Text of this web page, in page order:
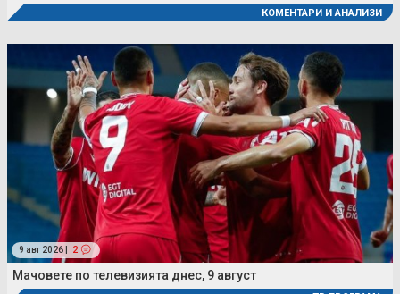
КОМЕНТАРИ И АНАЛИЗИ
9 авг 2026 | 2
Мачовете по телевизията днес, 9 август